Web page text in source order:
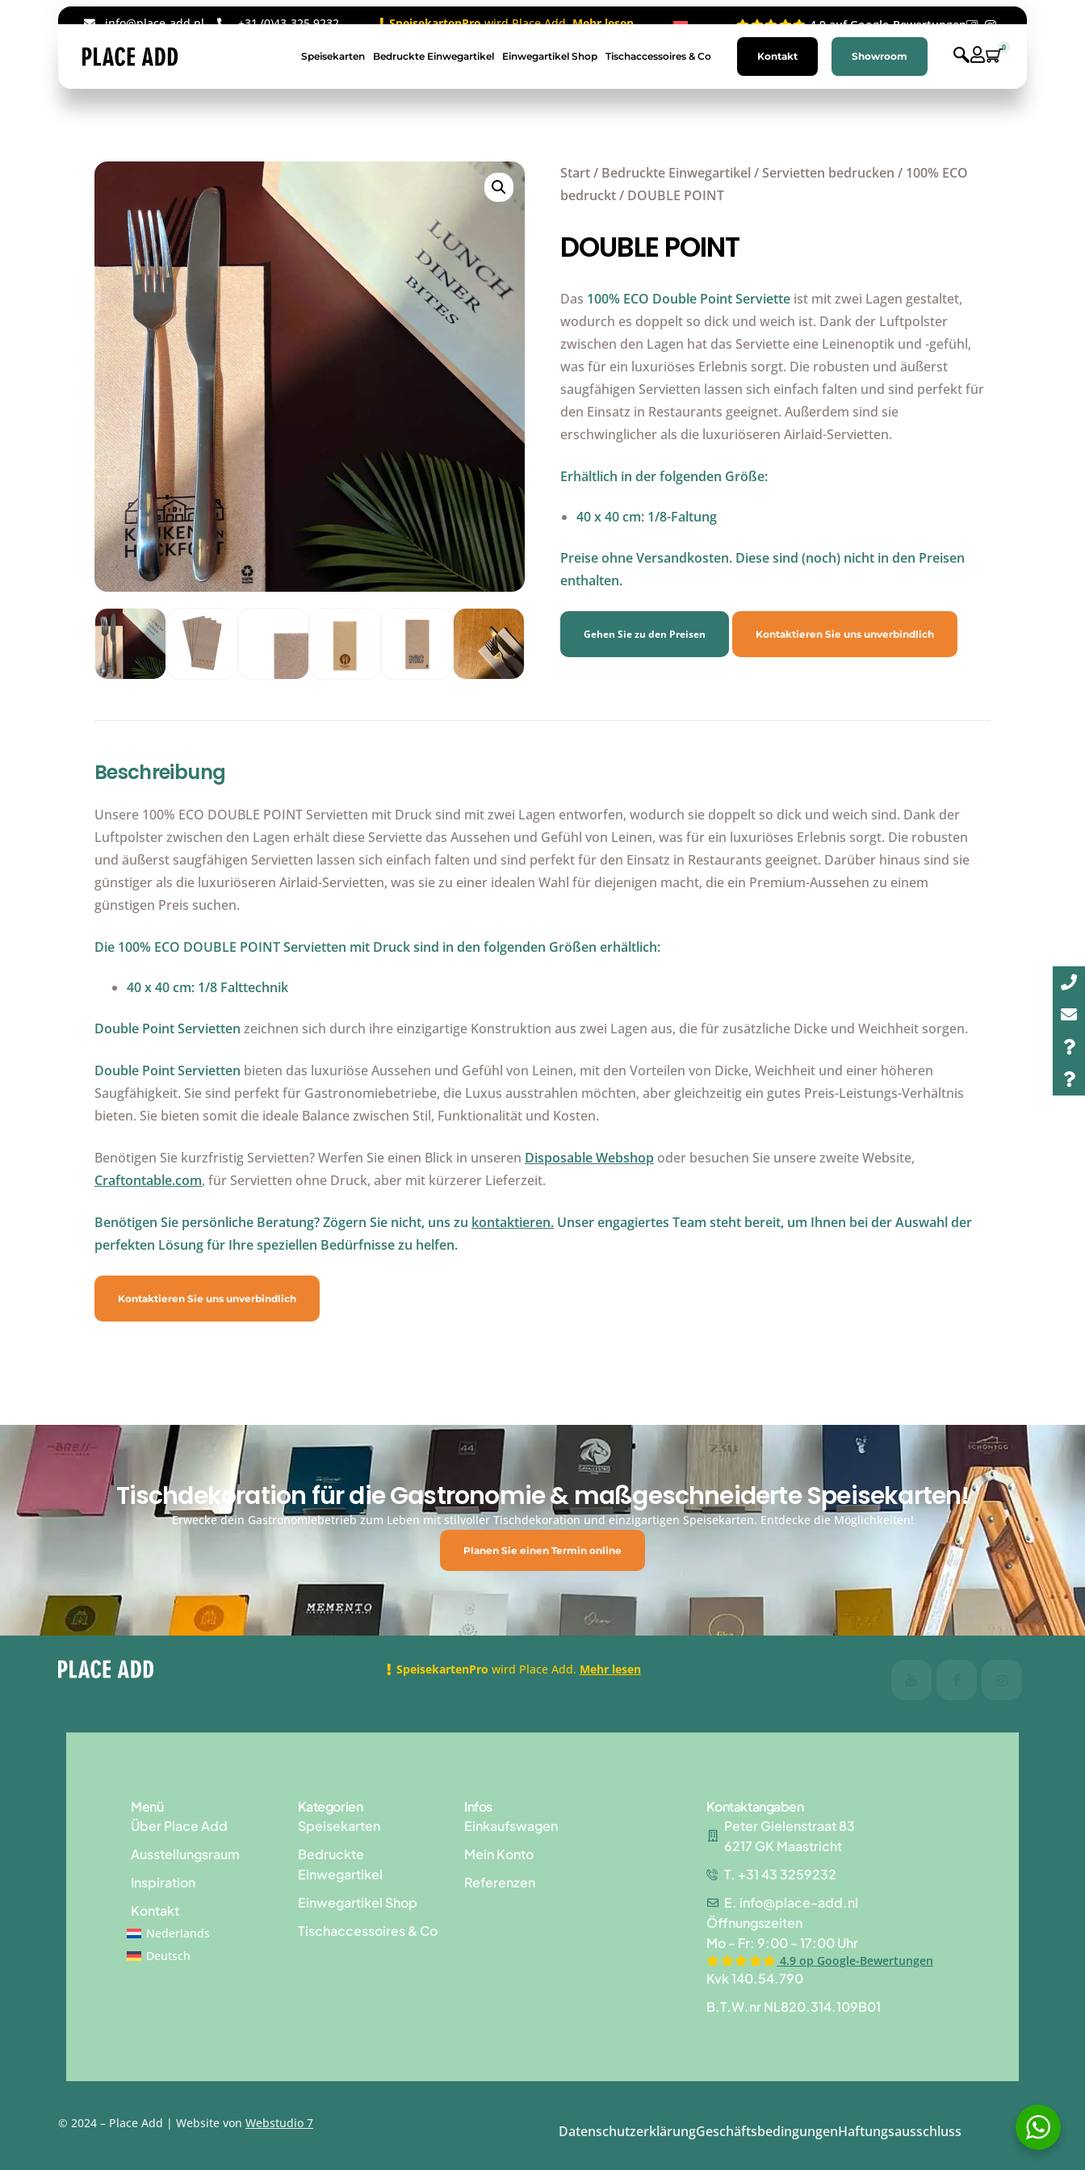
info@place-add.nl +31 (0)43-325 9232 SpeisekartenProwird Place Add.Mehr lesen 4.9 auf Google-Bewertungen
Speisekarten Bedruckte Einwegartikel Einwegartikel Shop Tischaccessoires & Co Kontakt Showroom
0
Start/ Bedruckte Einwegartikel /Servietten bedrucken / 100% ECO
bedruckt/ DOUBLE POINT
DOUBLE POINT
Das 100% ECO Double Point Serviette ist mit zwei Lagen gestaltet,
wodurch es doppelt so dick und weich ist. Dank der Luftpolster
zwischen den Lagen hat das Serviette eine Leinenoptik und -gefühl,
was für ein luxuriöses Erlebnis sorgt. Die robusten und äußerst
saugfähigen Servietten lassen sich einfach falten und sind perfekt für
den Einsatz in Restaurants geeignet. Außerdem sind sie
erschwinglicher als die luxuriöseren Airlaid-Servietten.
Erhältlich in der folgenden Größe:
40 x 40 cm: 1/8-Faltung
Preise ohne Versandkosten. Diese sind (noch) nicht in den Preisen
enthalten.
Gehen Sie zu den Preisen Kontaktieren Sie uns unverbindlich
Beschreibung
Unsere 100% ECO DOUBLE POINT Servietten mit Druck sind mit zwei Lagen entworfen, wodurch sie doppelt so dick und weich sind. Dank der
Luftpolster zwischen den Lagen erhält diese Serviette das Aussehen und Gefühl von Leinen, was für ein luxuriöses Erlebnis sorgt. Die robusten
und äußerst saugfähigen Servietten lassen sich einfach falten und sind perfekt für den Einsatz in Restaurants geeignet. Darüber hinaus sind sie
günstiger als die luxuriöseren Airlaid-Servietten, was sie zu einer idealen Wahl für diejenigen macht, die ein Premium-Aussehen zu einem
günstigen Preis suchen.
Die 100% ECO DOUBLE POINT Servietten mit Druck sind in den folgenden Größen erhältlich:
40 x 40 cm: 1/8 Falttechnik
Double Point Servietten zeichnen sich durch ihre einzigartige Konstruktion aus zwei Lagen aus, die für zusätzliche Dicke und Weichheit sorgen.
Double Point Servietten bieten das luxuriöse Aussehen und Gefühl von Leinen, mit den Vorteilen von Dicke, Weichheit und einer höheren
Saugfähigkeit. Sie sind perfekt für Gastronomiebetriebe, die Luxus ausstrahlen möchten, aber gleichzeitig ein gutes Preis-Leistungs-Verhältnis
bieten. Sie bieten somit die ideale Balance zwischen Stil, Funktionalität und Kosten.
Benötigen Sie kurzfristig Servietten? Werfen Sie einen Blick in unseren Disposable Webshop oder besuchen Sie unsere zweite Website,
Craftontable.com, für Servietten ohne Druck, aber mit kürzerer Lieferzeit.
Benötigen Sie persönliche Beratung? Zögern Sie nicht, uns zu kontaktieren. Unser engagiertes Team steht bereit, um Ihnen bei der Auswahl der
perfekten Lösung für Ihre speziellen Bedürfnisse zu helfen.
Kontaktieren Sie uns unverbindlich
Tischdekoration für die Gastronomie & maßgeschneiderte Speisekarten!
Erwecke dein Gastronomiebetrieb zum Leben mit stilvoller Tischdekoration und einzigartigen Speisekarten. Entdecke die Möglichkeiten!
Planen Sie einen Termin online
SpeisekartenPro wird Place Add. Mehr lesen
Menü
Über Place Add
Ausstellungsraum
Inspiration
Kontakt
Nederlands
Deutsch
Kategorien
Speisekarten
Bedruckte
Einwegartikel
Einwegartikel Shop
Tischaccessoires & Co
Infos
Einkaufswagen
Mein Konto
Referenzen
Kontaktangaben
Peter Gielenstraat 83
6217 GK Maastricht
T. +31 43 3259232
E. info@place-add.nl
Öffnungszeiten
Mo - Fr: 9:00 - 17:00 Uhr
4.9 op Google-Bewertungen
Kvk 140.54.790
B.T.W.nr NL820.314.109B01
© 2024 – Place Add | Website von Webstudio 7 DatenschutzerklärungGeschäftsbedingungenHaftungsausschluss